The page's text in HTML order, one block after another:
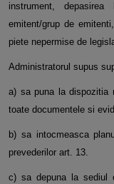
instrument,
emitent/grup de
piete nepermise de
Administratorul supus
a) sa puna la dispozitia
toate documentele si
b) sa intocmeasca
prevederilor art. 13.
c) sa depuna la sediul